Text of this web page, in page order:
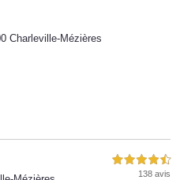
Charleville-Mézières
4,5 étoiles sur 5
138 avis